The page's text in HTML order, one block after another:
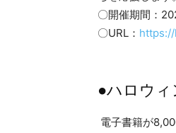
〇開催期間：
〇URL：
●ハロウ
電子書籍が